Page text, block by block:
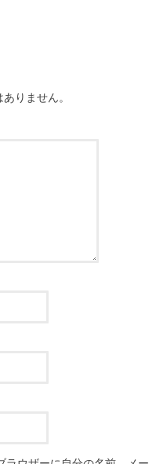
りません。